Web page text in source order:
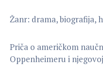
Žanr: drama, biografija,
Priča o američkom
Oppenheimeru i